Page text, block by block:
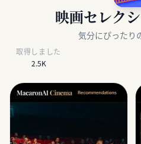
映画セレク
気分にぴったり
取得しました
2.5K